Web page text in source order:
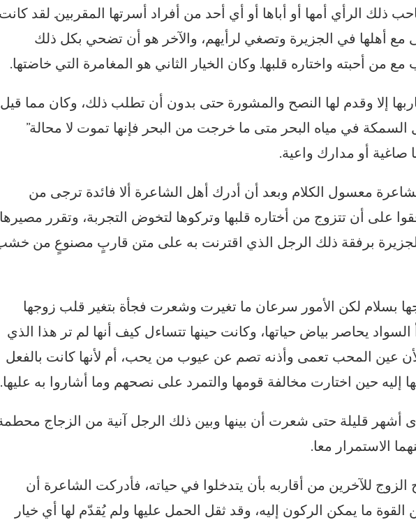
الرأي أمها أو أباها أو أي أحد من أفراد أسرتها المقربين. لقد
مع أهلها في الجزيرة وتصغي لرأيهم، والآخر هو أن تضحي بكل ذلك
من أحبته واختاره قلبها. وكان الخيار الثاني هو المغامرة التي خاضتها.
إلا وقدم لها النصح والمشورة حتى بدون أن تطلب ذلك، وكان مما قيل
السمكة في مياه البحر متى ما خرجت من البحر فإنها تموت لا محالة”
صاغية أو مدارك واعية.
معسول الكلام وبعد أن أدرك أهل الشاعرة ألا فائدة ترجى من
على أن تتزوج من أختاره قلبها وتركوها لتخوض التجربة، وتقرر
برفقة ذلك الرجل الذي اقترنت به على متن قاربٍ مصنوعٍ من
بسلام لكن الأمور سرعان ما تغيرت وشعرت فجأة بتغير قلب زوجها
يحاصر بياض حياتها، وكانت حينها تتساءل كيف أنها لم تر هذا الذي
عين المحب تعمى وأذنه تصم عن عيوب من يحب، أم لأنها كانت بالفعل
حين اختارت مخالفة قومها والتمرد على نصحهم وما أشاروا به عليها.
أشهر قليلة حتى شعرت أن بينها وبين ذلك الرجل آنية من الزجاج
الاستمرار معا.
للآخرين من أقاربه بأن يتدخلوا في حياته، فأدركت الشاعرة أن
ما يمكن الركون إليه، وقد ثقل الحمل عليها ولم يُقدّم لها أي خيار